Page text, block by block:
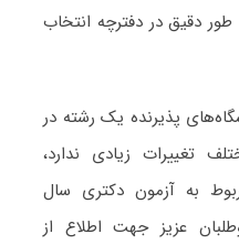
دقیق در دفترچه انتخاب
پذیرنده یک رشته در
تغییرات زیادی ندارد،
به آزمون دکتری سال
عزیز جهت اطلاع از